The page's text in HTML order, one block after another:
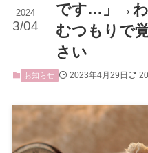
です…」→わ
むつもりで
さい
2024
3/04
お知らせ 2023年4月29日